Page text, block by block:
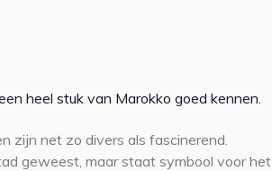
heel stuk van Marokko goed kennen.
zijn net zo divers als fascinerend.
geweest, maar staat symbool voor het